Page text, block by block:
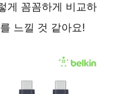
게 꼼꼼하게 비교하
느낄 것 같아요!